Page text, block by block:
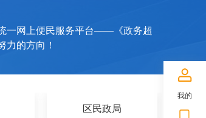
一网上便民服务平台——《政务超
的方向！
区民政局
我的